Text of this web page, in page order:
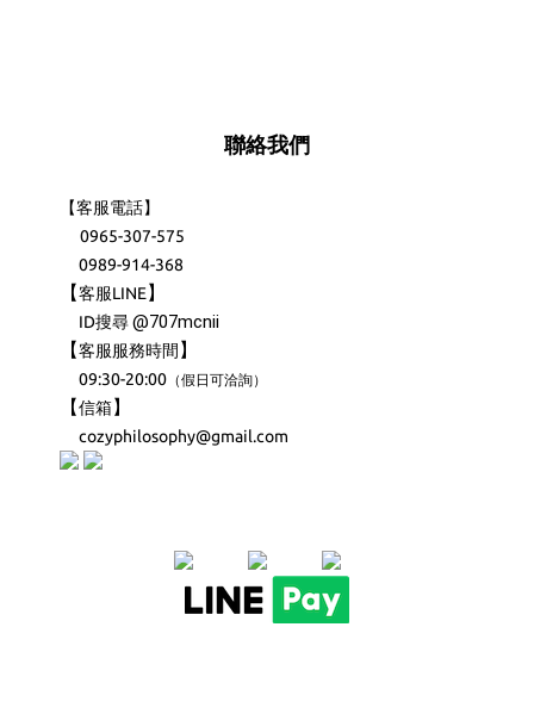
聯絡我們
【客服電話】
0965-307-575
0989-914-368
【客服LINE】
ID搜尋@707mcnii
【客服服務時間 】
09:30-20:00 （假日可洽詢）
【信箱】
cozyphilosophy@gmail.com